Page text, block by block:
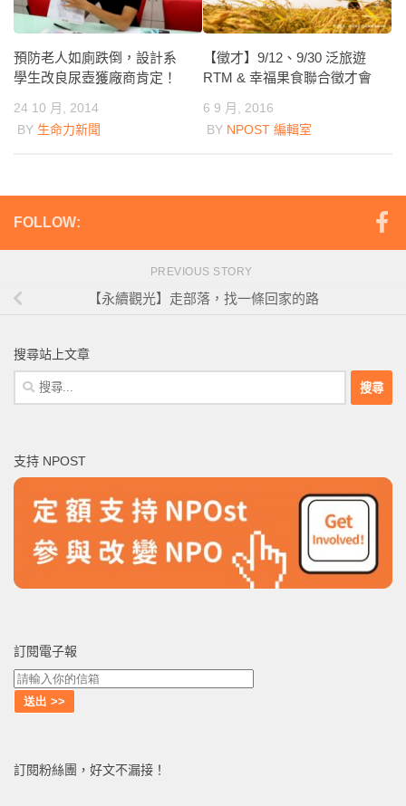
預防老人如廁跌倒，設計系
學生改良尿壺獲廠商肯定！
24 10 月, 2014
BY 生命力新聞
【徵才】9/12、9/30 泛旅遊
RTM & 幸福果食聯合徵才會
6 9 月, 2016
BY NPOST 編輯室
FOLLOW:
PREVIOUS STORY
【永續觀光】走部落，找一條回家的路
搜尋站上文章
搜
尋
字:
支持 NPOST
訂閱電子報
訂閱粉絲團，好文不漏接！